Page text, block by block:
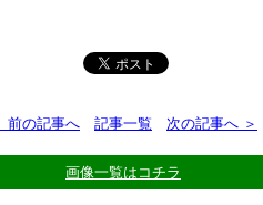
前の記事へ 記事一覧 次の記事へ ＞
画像一覧はコチラ